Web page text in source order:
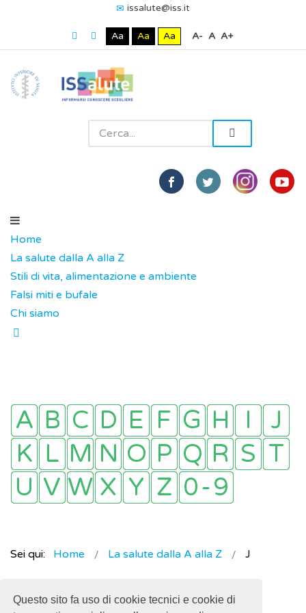
Questo sito fa uso di cookie tecnici e cookie di
issalute@iss.it
Aa Aa Aa A- A A+
Home
La salute dalla A alla Z
Stili di vita, alimentazione e ambiente
Falsi miti e bufale
Chi siamo
Sei qui: Home La salute dalla A alla Z J